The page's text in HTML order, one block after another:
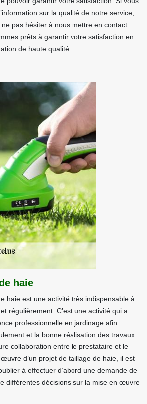
sur la qualité de notre service,
pas hésiter à nous mettre en contact
prêts à garantir votre satisfaction en
de haute qualité.
haie
haie est une activité très indispensable à
régulièrement. C’est une activité qui a
professionnelle en jardinage afin
et la bonne réalisation des travaux.
collaboration entre le prestataire et le
d’un projet de taillage de haie, il est
à effectuer d’abord une demande de
différentes décisions sur la mise en œuvre